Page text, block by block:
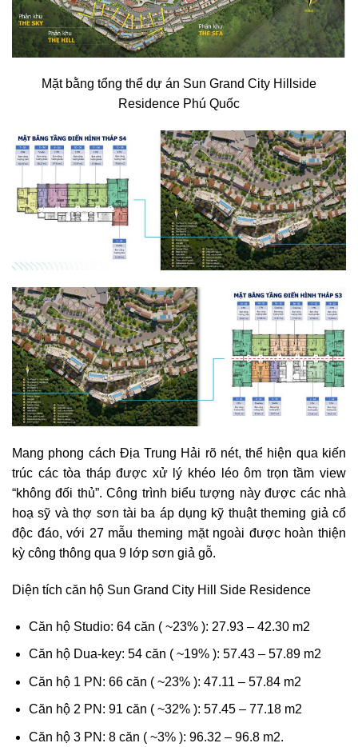
Mặt bằng tổng thể dự án Sun Grand City Hillside
Residence Phú Quốc
Mang phong cách Địa Trung Hải rõ nét, thể hiện qua kiến
trúc các tòa tháp được xử lý khéo léo ôm trọn tầm view
“không đối thủ”. Công trình biểu tượng này được các nhà
hoạ sỹ và thợ sơn tài ba áp dụng kỹ thuật theming giả cổ
độc đáo, với 27 mẫu theming mặt ngoài được hoàn thiện
kỳ công thông qua 9 lớp sơn giả gỗ.
Diện tích căn hộ Sun Grand City Hill Side Residence
Căn hộ Studio: 64 căn ( ~23% ): 27.93 – 42.30 m2
Căn hộ Dua-key: 54 căn ( ~19% ): 57.43 – 57.89 m2
Căn hộ 1 PN: 66 căn ( ~23% ): 47.11 – 57.84 m2
Căn hộ 2 PN: 91 căn ( ~32% ): 57.45 – 77.18 m2
Căn hộ 3 PN: 8 căn ( ~3% ): 96.32 – 96.8 m2.